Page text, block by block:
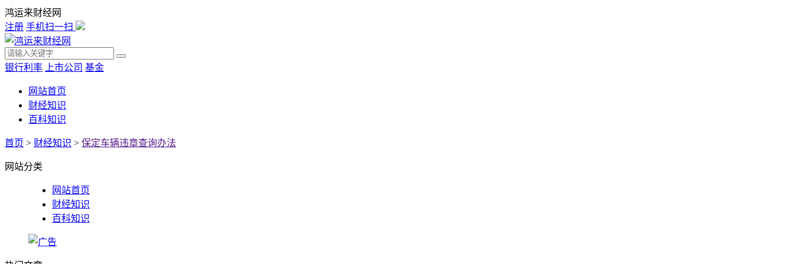
鸿运来财经网
注册 手机扫一扫
银行利率 上市公司 基金
网站首页
财经知识
百科知识
首页 > 财经知识 > 保定车辆违章查询办法
网站分类
网站首页
财经知识
百科知识